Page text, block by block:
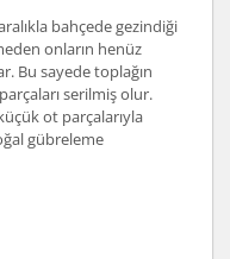
bahçede gezindiği
onların henüz
Bu sayede toplağın
serilmiş olur.
ot parçalarıyla
gübreleme